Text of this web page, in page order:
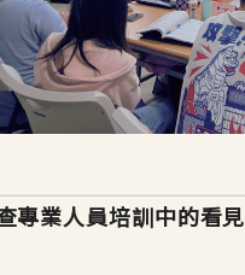
專業人員培訓中的看見